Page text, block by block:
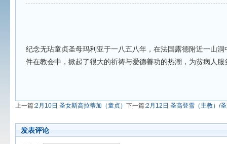
纪念无玷童贞圣母玛利亚于一八五八年，在法国露德附近一山
件在教会中，掀起了很大的祈祷与爱德善功的热潮，为贫病人
上一篇:2月10日 圣女斯高拉蒂加（童贞） 下一篇:2月12日 圣高登雪（主教）/
发表评论